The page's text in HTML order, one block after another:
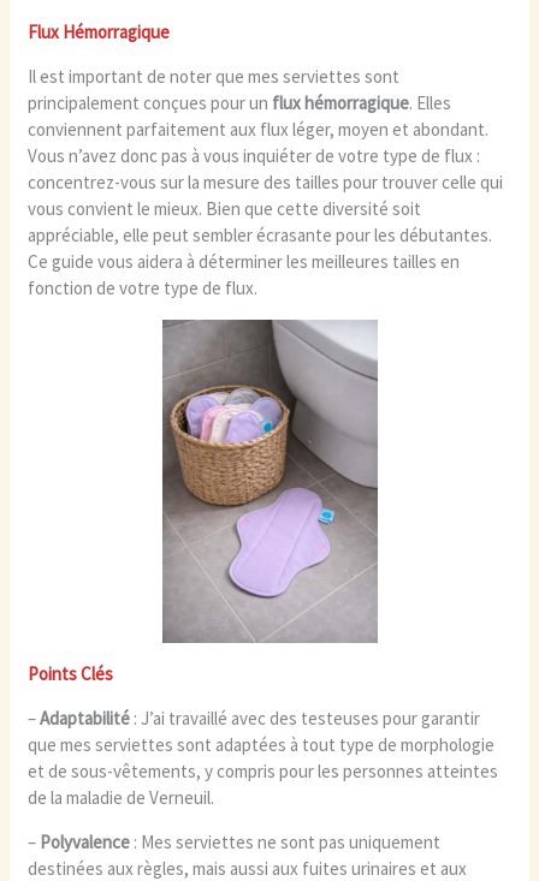
Flux Hémorragique
Il est important de noter que mes serviettes sont
principalement conçues pour un flux hémorragique. Elles
conviennent parfaitement aux flux léger, moyen et abondant.
Vous n’avez donc pas à vous inquiéter de votre type de flux :
concentrez-vous sur la mesure des tailles pour trouver celle qui
vous convient le mieux. Bien que cette diversité soit
appréciable, elle peut sembler écrasante pour les débutantes.
Ce guide vous aidera à déterminer les meilleures tailles en
fonction de votre type de flux.
Points Clés
–Adaptabilité : J’ai travaillé avec des testeuses pour garantir
que mes serviettes sont adaptées à tout type de morphologie
et de sous-vêtements, y compris pour les personnes atteintes
de la maladie de Verneuil.
– Polyvalence : Mes serviettes ne sont pas uniquement
destinées aux règles, mais aussi aux fuites urinaires et aux